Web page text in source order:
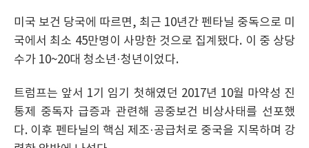
미국 보건 당국에 따르면, 최근 10년간 펜타닐 중독으로 미
국에서 최소 45만명이 사망한 것으로 집계됐다. 이 중 상당
수가 10~20대 청소년·청년이었다.
트럼프는 앞서 1기 임기 첫해였던 2017년 10월 마약성 진
통제 중독자 급증과 관련해 공중보건 비상사태를 선포했
다. 이후 펜타닐의 핵심 제조·공급처로 중국을 지목하며 강